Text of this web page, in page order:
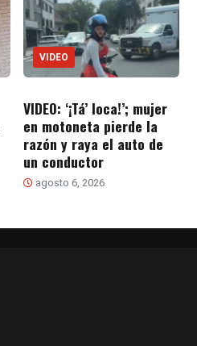
VIDEO
VIDEO: ‘¡Tá’ loca!’; mujer
en motoneta pierde la
razón y raya el auto de
un conductor
agosto 6, 2026